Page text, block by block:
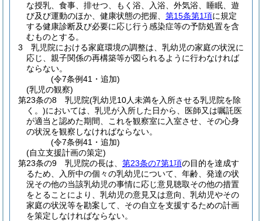
な授乳、食事、排せつ、もく浴、入浴、外気浴、睡眠、遊
び及び運動のほか、健康状態の把握、 第15条第1項に規定
する健康診断及び必要に応じ行う感染症等の予防処置を含
むものとする。
3
乳児院における家庭環境の調整は、乳幼児の家庭の状況に
応じ、親子関係の再構築等が図られるように行わなければ
ならない。
(令7条例41・追加)
(乳児の観察)
第23条の8
乳児院(乳幼児10人未満を入所させる乳児院を除
く。)においては、乳児が入所した日から、医師又は嘱託医
が適当と認めた期間、これを観察室に入室させ、その心身
の状況を観察しなければならない。
(令7条例41・追加)
(自立支援計画の策定)
第23条の9
乳児院の長は、 第23条の7第1項の目的を達成す
るため、入所中の個々の乳幼児について、年齢、発達の状
況その他の当該乳幼児の事情に応じ意見聴取その他の措置
をとることにより、乳幼児の意見又は意向、乳幼児やその
家庭の状況等を勘案して、その自立を支援するための計画
を策定しなければならない。